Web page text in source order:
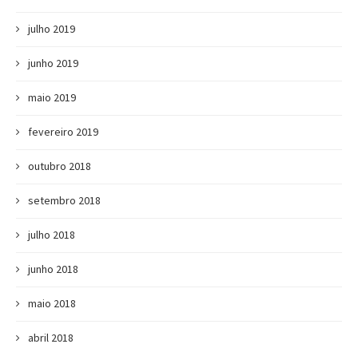
julho 2019
junho 2019
maio 2019
fevereiro 2019
outubro 2018
setembro 2018
julho 2018
junho 2018
maio 2018
abril 2018